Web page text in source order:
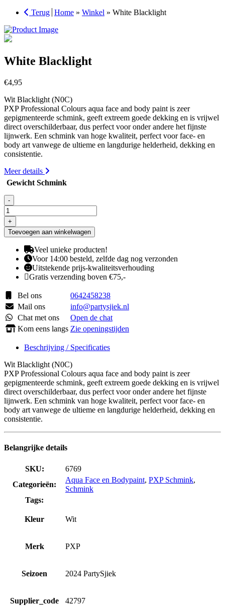
Terug Home » Winkel » White Blacklight
White Blacklight
€4,95
Wit Blacklight (N0C)
PXP Professional Colours aqua face and body paint is zeer
gepigmenteerde schmink, geeft extreem goede dekking en is vrijwel
direct overschilderbaar, dus perfect voor onder andere het fijnste
lijnwerk. Een schmink van hoge kwaliteit, perfect voor face- en
body art vanwege de ultieme en langdurige helderheid, dekking en
consistentie.
Meer details
Gewicht Schmink
-
White
Blacklight
aantal
+
Toevoegen aan winkelwagen
Veel unieke producten!
Voor 14:00 besteld, zelfde dag nog verzonden
Uitstekende prijs-kwaliteitsverhouding
Gratis verzending boven €75,-
Bel ons
0642458238
Mail ons
info@partysjiek.nl
Chat met ons
Open de chat
Kom eens langs Zie openingstijden
Beschrijving / Specificaties
Wit Blacklight (N0C)
PXP Professional Colours aqua face and body paint is zeer
gepigmenteerde schmink, geeft extreem goede dekking en is vrijwel
direct overschilderbaar, dus perfect voor onder andere het fijnste
lijnwerk. Een schmink van hoge kwaliteit, perfect voor face- en
body art vanwege de ultieme en langdurige helderheid, dekking en
consistentie.
Belangrijke details
SKU:
6769
Categorieën:
Aqua Face en Bodypaint, PXP Schmink,
Schmink
Tags:
Kleur Wit
Merk PXP
Seizoen 2024 PartySjiek
Supplier_code 42797